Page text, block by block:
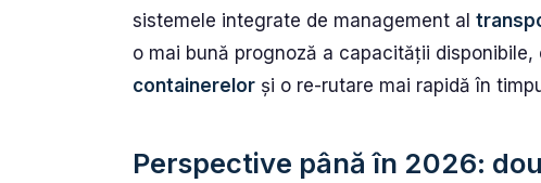
sistemele integrate de management al
o mai bună prognoză a capacității disponibile,
containerelor și o re-rutare mai rapidă în
Perspective până în 2026: